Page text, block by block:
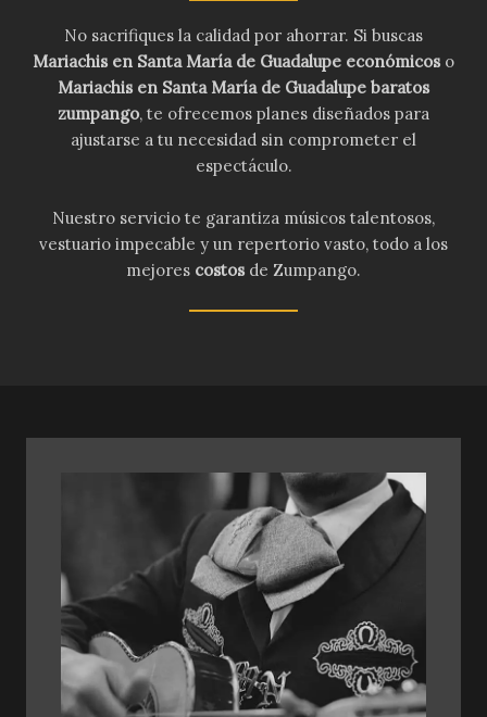
No sacrifiques la calidad por ahorrar. Si buscas
Mariachis en Santa María de Guadalupe económicos o
Mariachis en Santa María de Guadalupe baratos
zumpango, te ofrecemos planes diseñados para
ajustarse a tu necesidad sin comprometer el
espectáculo.
Nuestro servicio te garantiza músicos talentosos,
vestuario impecable y un repertorio vasto, todo a los
mejores costos de Zumpango.